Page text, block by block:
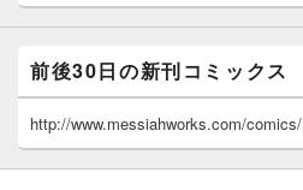
前後30日の新刊コミックス
http://www.messiahworks.com/comics/